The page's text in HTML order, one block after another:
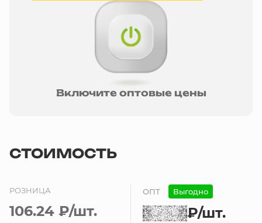
Включите оптовые цены
СТОИМОСТЬ
РОЗНИЦА
106.24 ₽/шт.
ОПТ Выгодно
₽/шт.